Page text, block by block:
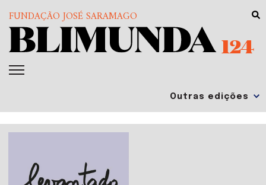
FUNDAÇÃO JOSÉ SARAMAGO
124